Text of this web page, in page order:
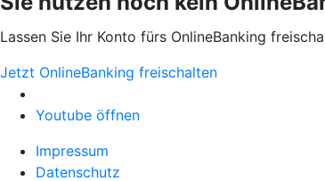
Lassen Sie Ihr Konto fürs OnlineBanking
Jetzt OnlineBanking freischalten
Youtube öffnen
Impressum
Datenschutz